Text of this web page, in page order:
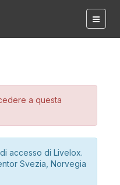
a questa
accesso di Livelox.
Svezia, Norvegia